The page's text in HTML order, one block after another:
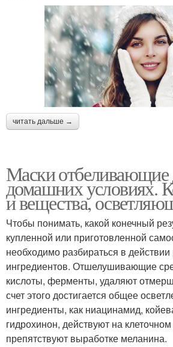
читать дальше →
Маски отбеливающие
домашних условиях.
и вещества,
Чтобы понимать, какой конечный
купленной или приготовленной
необходимо разбираться в
ингредиентов. Отшелушивающие
кислоты, ферменты, удаляют
счет этого достигается общее
ингредиенты, как ниацинамид,
гидрохинон, действуют на
препятствуют выработке меланина.